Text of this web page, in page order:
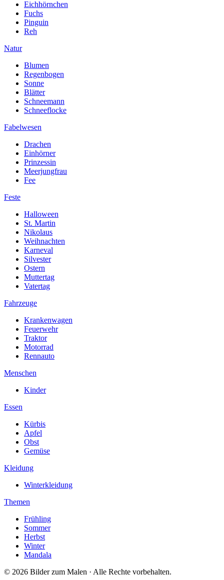
Eichhörnchen
Fuchs
Pinguin
Reh
Natur
Blumen
Regenbogen
Sonne
Blätter
Schneemann
Schneeflocke
Fabelwesen
Drachen
Einhörner
Prinzessin
Meerjungfrau
Fee
Feste
Halloween
St. Martin
Nikolaus
Weihnachten
Karneval
Silvester
Ostern
Muttertag
Vatertag
Fahrzeuge
Krankenwagen
Feuerwehr
Traktor
Motorrad
Rennauto
Menschen
Kinder
Essen
Kürbis
Apfel
Obst
Gemüse
Kleidung
Winterkleidung
Themen
Frühling
Sommer
Herbst
Winter
Mandala
© 2026 Bilder zum Malen · Alle Rechte vorbehalten.